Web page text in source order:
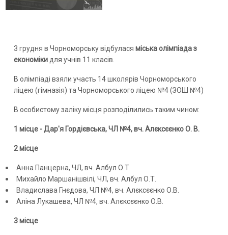
3 грудня в Чорноморську відбуласяміська олімпіада з
економіки для учнів 11 класів.
В олімпіаді взяли участь 14 школярів Чорноморського
ліцею (гімназія) та Чорноморського ліцею №4 (ЗОШ №4)
В особистому заліку місця розподілились таким чином:
1 місце - Дар'я Гордієвська, ЧЛ №4, вч. Алєксєєнко О. В.
2 місце
Анна Панцерна, ЧЛ, вч. Албул О.Т.
Михайло Маршанішвілі, ЧЛ, вч. Албул О.Т.
Владислава Гнєдова, ЧЛ №4, вч. Алєксєєнко О.В.
Аліна Лукашева, ЧЛ №4, вч. Алєксєєнко О.В.
3 місце